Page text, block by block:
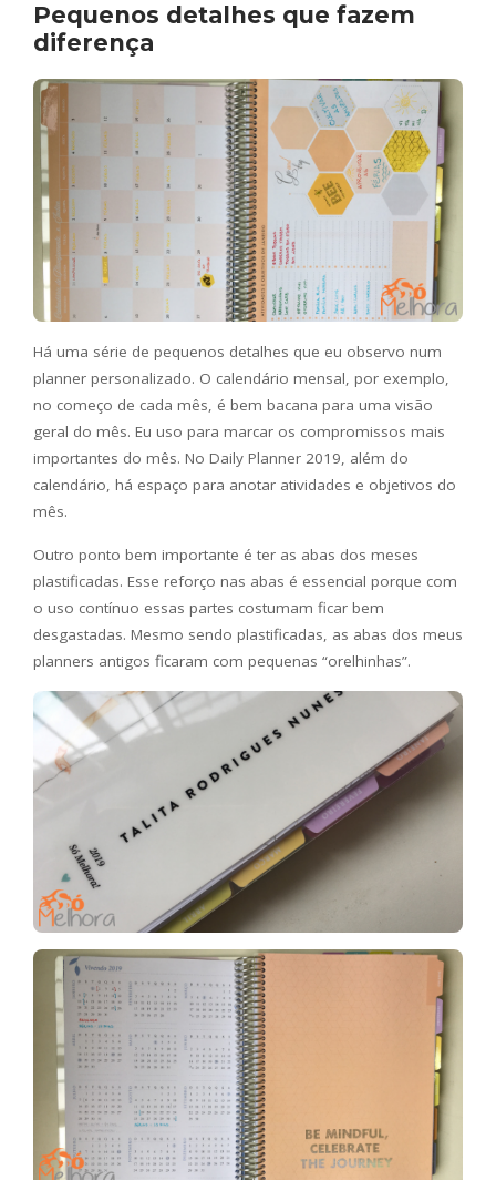
Pequenos detalhes que fazem
diferença
Há uma série de pequenos detalhes que eu observo num
planner personalizado. O calendário mensal, por exemplo,
no começo de cada mês, é bem bacana para uma visão
geral do mês. Eu uso para marcar os compromissos mais
importantes do mês. No Daily Planner 2019, além do
calendário, há espaço para anotar atividades e objetivos do
mês.
Outro ponto bem importante é ter as abas dos meses
plastificadas. Esse reforço nas abas é essencial porque com
o uso contínuo essas partes costumam ficar bem
desgastadas. Mesmo sendo plastificadas, as abas dos meus
planners antigos ficaram com pequenas “orelhinhas”.